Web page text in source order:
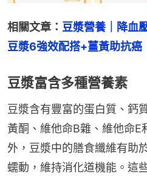
相關文章： 豆漿營養｜降血
豆漿6強效配搭+薑黃助抗癌
豆漿富含多種營養素
豆漿含有豐富的蛋白質、鈣
黃酮、維他命B雜、維他命E
外，豆漿中的膳食纖維有助
蠕動，維持消化道機能。這